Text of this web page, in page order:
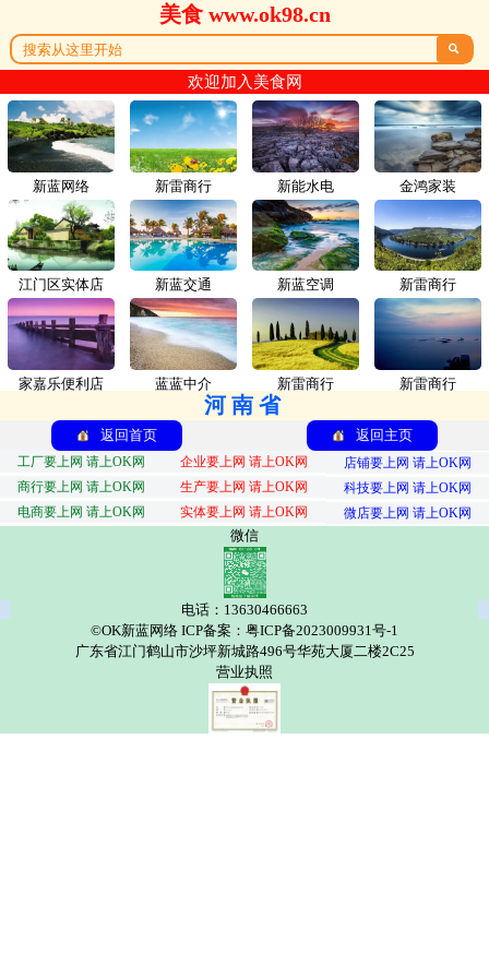
美食 www.ok98.cn

欢迎加入美食网
新蓝网络 新雷商行
江门区实体店 新蓝交通
家嘉乐便利店 蓝蓝中介
新能水电 金鸿家装
新蓝空调 新雷商行
新雷商行 新雷商行
河南省
返回首页 返回主页
工厂要上网 请上OK网 企业要上网 请上OK网
店铺要上网 请上OK网
商行要上网 请上OK网
生产要上网 请上OK网
科技要上网 请上OK网
电商要上网 请上OK网
实体要上网 请上OK网 微店要上网 请上OK网
微信
电话：13630466663
©OK新蓝网络 ICP备案：粤ICP备2023009931号-1
广东省江门鹤山市沙坪新城路496号华苑大厦二楼2C25
营业执照